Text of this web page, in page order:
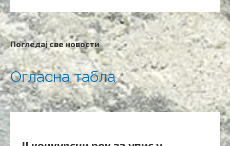
Погледај све новости
Огласна табла